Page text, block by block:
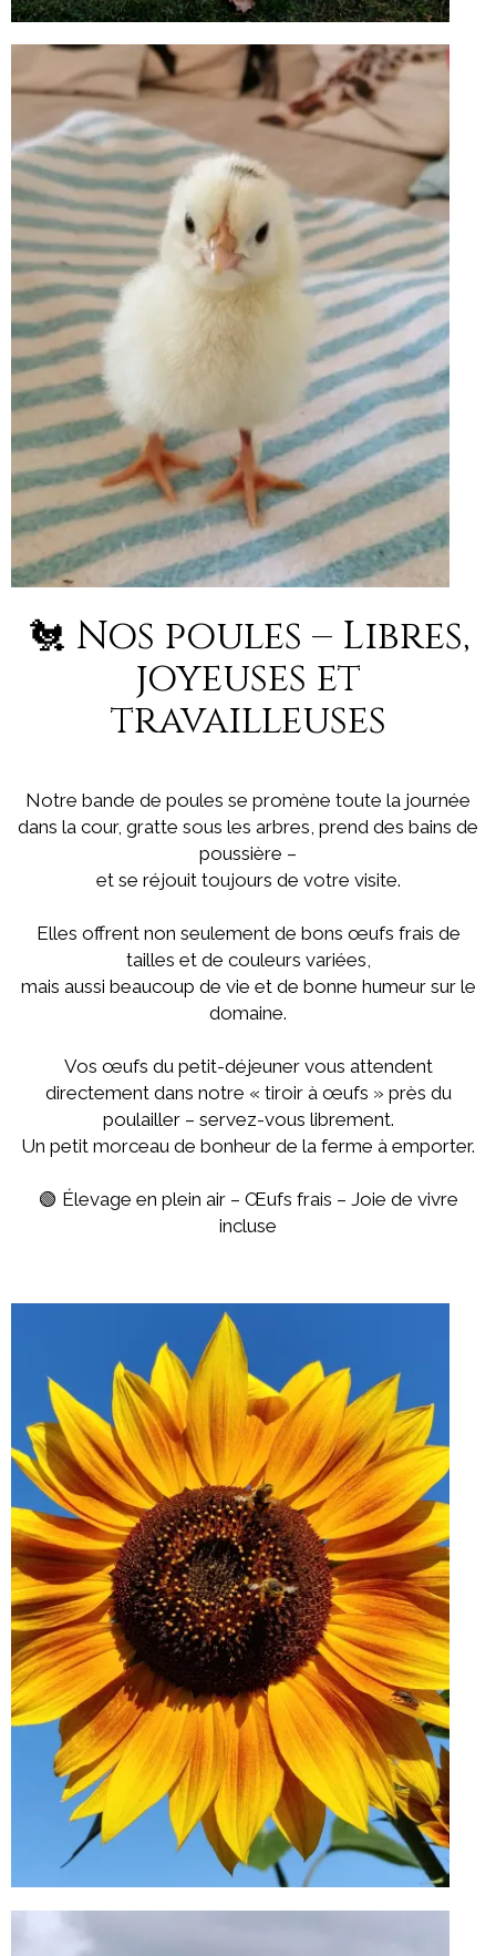
🐔 Nos poules – Libres,
joyeuses et
travailleuses
Notre bande de poules se promène toute la journée
dans la cour, gratte sous les arbres, prend des bains de
poussière –
et se réjouit toujours de votre visite.
Elles offrent non seulement de bons œufs frais de
tailles et de couleurs variées,
mais aussi beaucoup de vie et de bonne humeur sur le
domaine.
Vos œufs du petit-déjeuner vous attendent
directement dans notre « tiroir à œufs » près du
poulailler – servez-vous librement.
Un petit morceau de bonheur de la ferme à emporter.
🟢 Élevage en plein air – Œufs frais – Joie de vivre
incluse